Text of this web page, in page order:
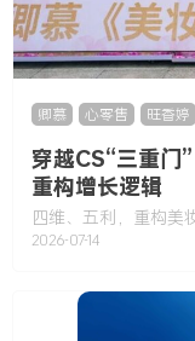
卿慕 心零售 旺香婷
穿越CS“三重门
重构增长逻辑
四维、五利，重构美
2026-07-14